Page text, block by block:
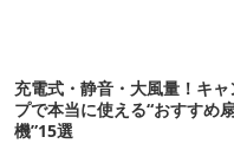
充電式・静音・大風量！キャ
プで本当に使える“おすすめ
機”15選